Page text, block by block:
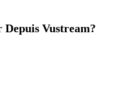
Vustream?